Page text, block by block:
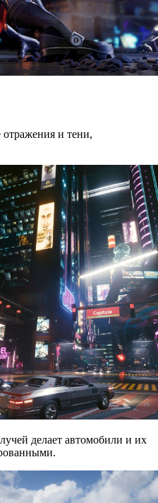
и тени,
делает автомобили и их